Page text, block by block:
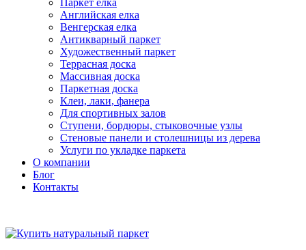
Паркет елка
Английская елка
Венгерская елка
Антикварный паркет
Художественный паркет
Террасная доска
Массивная доска
Паркетная доска
Клеи, лаки, фанера
Для спортивных залов
Ступени, бордюры, стыковочные узлы
Стеновые панели и столешницы из дерева
Услуги по укладке паркета
О компании
Блог
Контакты